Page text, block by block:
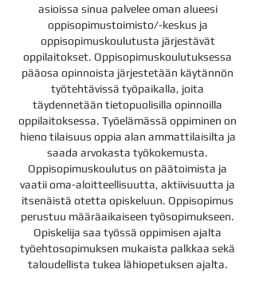
asioissa sinua palvelee oman alueesi
oppisopimustoimisto/-keskus ja
oppisopimuskoulutusta järjestävät
oppilaitokset. Oppisopimuskoulutuksessa
pääosa opinnoista järjestetään käytännön
työtehtävissä työpaikalla, joita
täydennetään tietopuolisilla opinnoilla
oppilaitoksessa. Työelämässä oppiminen on
hieno tilaisuus oppia alan ammattilaisilta ja
saada arvokasta työkokemusta.
Oppisopimuskoulutus on päätoimista ja
vaatii oma-aloitteellisuutta, aktiivisuutta ja
itsenäistä otetta opiskeluun. Oppisopimus
perustuu määräaikaiseen työsopimukseen.
Opiskelija saa työssä oppimisen ajalta
työehtosopimuksen mukaista palkkaa sekä
taloudellista tukea lähiopetuksen ajalta.